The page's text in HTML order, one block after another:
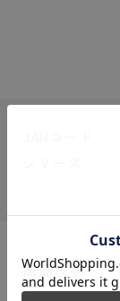
商品説明